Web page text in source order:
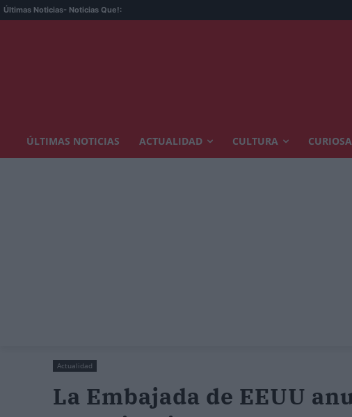
Últimas Noticias- Noticias Que!:
ÚLTIMAS NOTICIAS ACTUALIDAD CULTURA
Actualidad
La Embajada de EEUU